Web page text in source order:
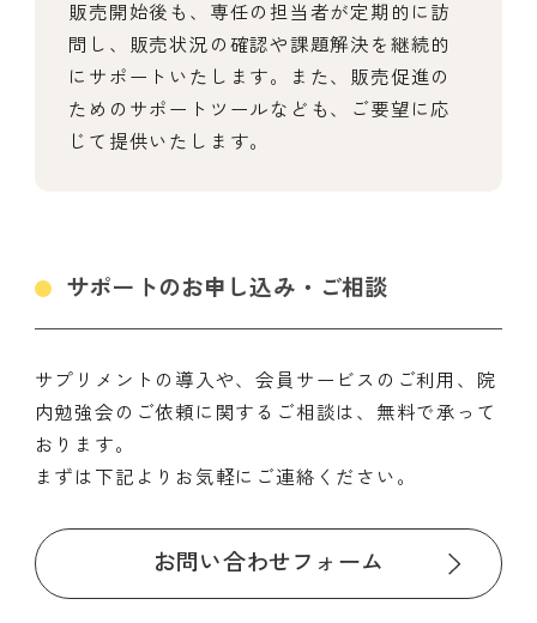
販売開始後も、専任の担当者が定期的に訪
問し、販売状況の確認や課題解決を継続的
にサポートいたします。また、販売促進の
ためのサポートツールなども、ご要望に応
じて提供いたします。
サポートのお申し込み・ご相談
サプリメントの導入や、会員サービスのご利用、院
内勉強会のご依頼に関するご相談は、無料で承って
おります。
まずは下記よりお気軽にご連絡ください。
お問い合わせフォーム